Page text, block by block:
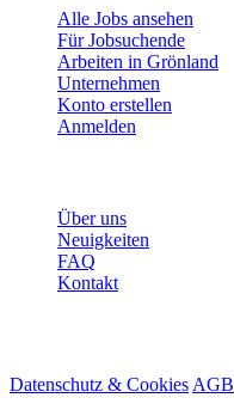
Alle Jobs ansehen
Für Jobsuchende
Arbeiten in Grönland
Unternehmen
Konto erstellen
Anmelden
Über uns
Neuigkeiten
FAQ
Kontakt
Datenschutz & Cookies AGB